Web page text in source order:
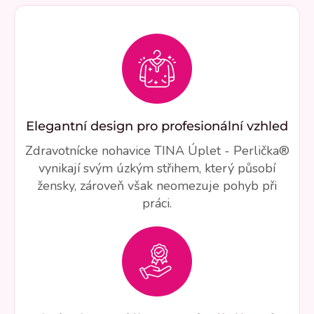
Elegantní design pro profesionální vzhled
Zdravotnícke nohavice TINA Úplet - Perlička®
vynikají svým úzkým střihem, který působí
žensky, zároveň však neomezuje pohyb při
práci.